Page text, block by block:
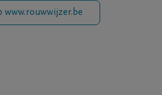
www.rouwwijzer.be